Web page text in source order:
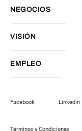
NEGOCIOS
VISIÓN
EMPLEO
Facebook Linkedin
Términos y Condiciones